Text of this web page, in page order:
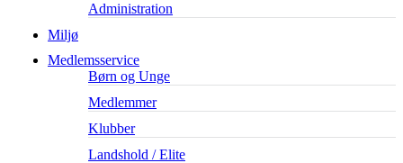
Administration
Miljø
Medlemsservice
Børn og Unge
Medlemmer
Klubber
Landshold / Elite